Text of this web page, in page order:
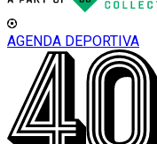
AGENDA DEPORTIVA